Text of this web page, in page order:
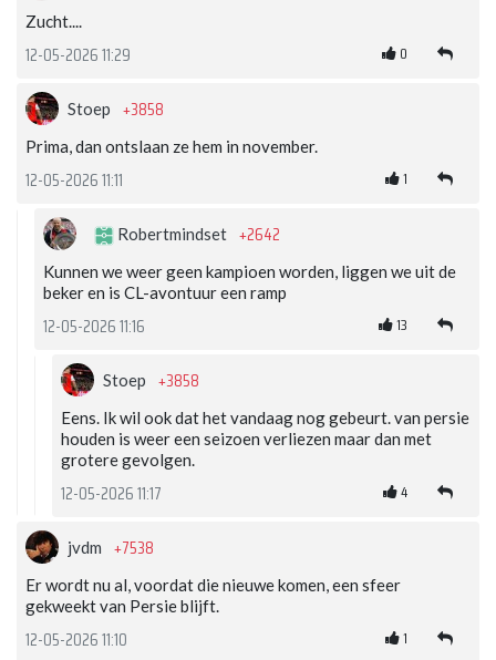
Zucht....
12-05-2026 11:29 0
Stoep +3858
Prima, dan ontslaan ze hem in november.
12-05-2026 11:11 1
Robertmindset +2642
Kunnen we weer geen kampioen worden, liggen we uit de
beker en is CL-avontuur een ramp
12-05-2026 11:16 13
Stoep +3858
Eens. Ik wil ook dat het vandaag nog gebeurt. van persie
houden is weer een seizoen verliezen maar dan met
grotere gevolgen.
12-05-2026 11:17 4
jvdm +7538
Er wordt nu al, voordat die nieuwe komen, een sfeer
gekweekt van Persie blijft.
12-05-2026 11:10 1